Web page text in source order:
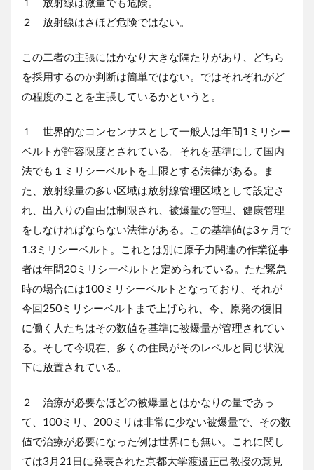
２ 放射線はさほど危険ではない。
この二者の主張にはかなり大きな隔たりがあり、どちら
を採用するのか判断は簡単ではない。ではそれぞれがど
の程度のことを主張しているかというと。
１ 世界的なコンセンサスとして一般人は年間1ミリシー
ベルトが許容限度とされている。それを基準にして国内
法でも１ミリシーベルトを上限とする法律がある。ま
た、放射線量の多い区域は放射線管理区域として設定さ
れ、出入りの自由は制限され、被爆量の管理、健康管理
をしなければならない法律がある。この基準値は3ヶ月で
1.3ミリシーベルト。これとは別に原子力関連の作業従事
者は年間20ミリシーベルトと定められている。ただ緊急
時の場合には100ミリシーベルトとなっており、それが
今回250ミリシーベルトまで上げられ、今、原発の復旧
に働く人たちはその数値を基準に被爆量が管理されてい
る。そして今現在、多くの住民がそのレベルと同じ状況
下に放置されている。
２ 治療が必要なほどの被爆量とはかなりの量であっ
て、100ミリ、200ミリは非常に少ない被爆量で、その数
値で治療が必要になった例は世界にも無い。これに関し
ては3月21日に発表された京都大学渡邉正己教授の意見